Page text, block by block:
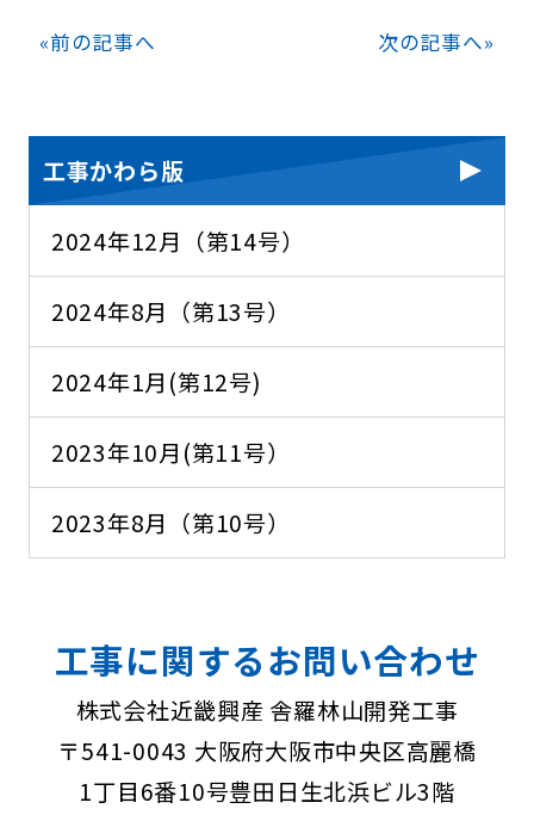
«前の記事へ 次の記事へ»
工事かわら版
2024年12月（第14号）
2024年8月（第13号）
2024年1月(第12号)
2023年10月(第11号）
2023年8月（第10号）
工事に関するお問い合わせ
株式会社近畿興産 舎羅林山開発工事
〒541-0043 大阪府大阪市中央区高麗橋
1丁目6番10号豊田日生北浜ビル3階